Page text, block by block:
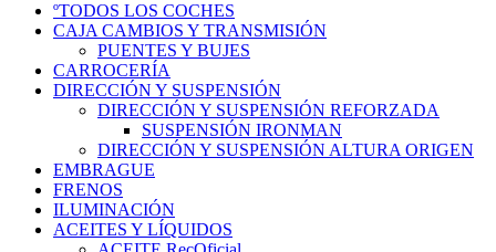
ºTODOS LOS COCHES
CAJA CAMBIOS Y TRANSMISIÓN
PUENTES Y BUJES
CARROCERÍA
DIRECCIÓN Y SUSPENSIÓN
DIRECCIÓN Y SUSPENSIÓN REFORZADA
SUSPENSIÓN IRONMAN
DIRECCIÓN Y SUSPENSIÓN ALTURA ORIGEN
EMBRAGUE
FRENOS
ILUMINACIÓN
ACEITES Y LÍQUIDOS